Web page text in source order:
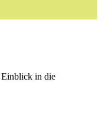
Einblick in die